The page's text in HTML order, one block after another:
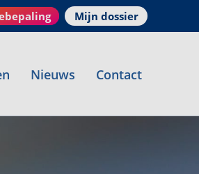
Mijn dossier
Nieuws Contact